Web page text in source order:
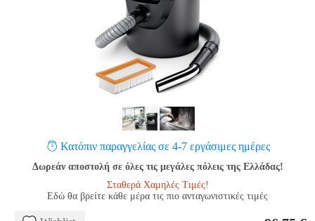
Κατόπιν παραγγελίας σε 4-7 εργάσιμες ημέρες
Δωρεάν αποστολή σε όλες τις μεγάλες πόλεις της Ελλάδας!
Σταθερά Χαμηλές Τιμές!
Εδώ θα βρείτε κάθε μέρα τις πιο ανταγωνιστικές τιμές